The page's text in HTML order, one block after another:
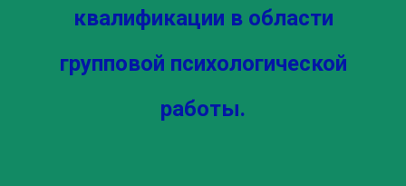
квалификации в области
групповой психологической
работы.